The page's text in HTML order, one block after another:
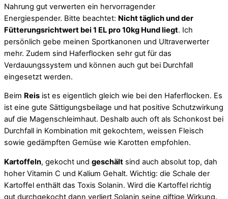
Nahrung gut verwerten ein hervorragender
Energiespender. Bitte beachtet: Nicht täglich und der
Fütterungsrichtwert bei 1 EL pro 10kg Hund liegt. Ich
persönlich gebe meinen Sportkanonen und Ultraverwerter
mehr. Zudem sind Haferflocken sehr gut für das
Verdauungssystem und können auch gut bei Durchfall
eingesetzt werden.
Beim Reis ist es eigentlich gleich wie bei den Haferflocken. Es
ist eine gute Sättigungsbeilage und hat positive Schutzwirkung
auf die Magenschleimhaut. Deshalb auch oft als Schonkost bei
Durchfall in Kombination mit gekochtem, weissen Fleisch
sowie gedämpften Gemüse wie Karotten empfohlen.
Kartoffeln, gekocht und geschält sind auch absolut top, dah
hoher Vitamin C und Kalium Gehalt. Wichtig: die Schale der
Kartoffel enthält das Toxis Solanin. Wird die Kartoffel richtig
gut durchgekocht dann verliert Solanin seine giftige Wirkung.